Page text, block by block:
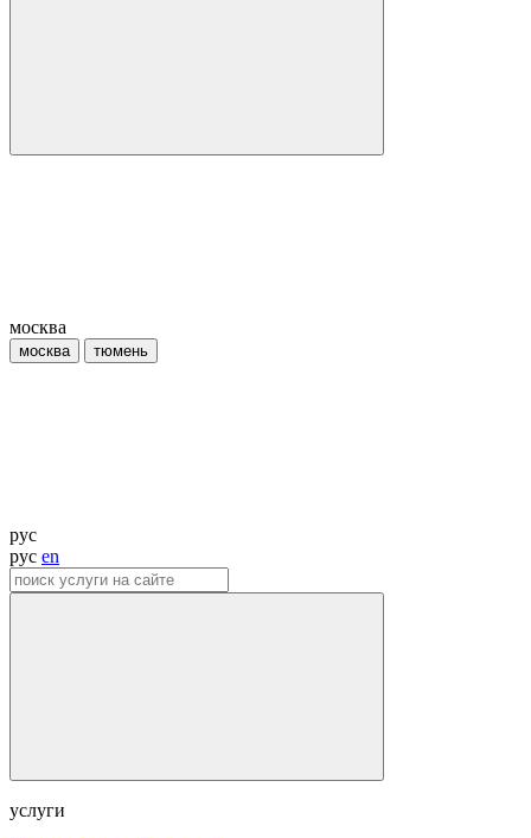
москва
москва тюмень
рус
рус en
услуги